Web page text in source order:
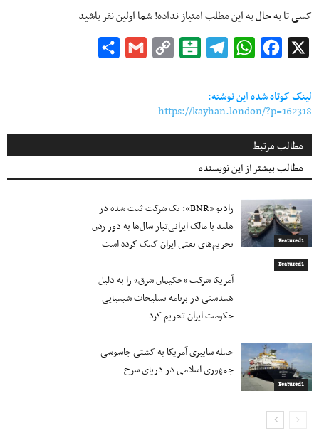
کسی تا به حال به این مطلب امتیاز نداده! شما اولین نفر باشید
Facebook
WhatsApp
Telegram
Balatarin
Copy
Gmail
لینک کوتاه شده این نوشته:
https://kayhan.london/?p=162318
مطالب مرتبط
مطالب بیشتر از این نویسنده
Featured1
رادیو «BNR»: یک شرکت ثبت شده در
هلند با مالک ایرانی‌تبار سال‌ها به دور زدن
تحریم‌های نفتی ایران کمک کرده است
Featured1
آمریکا شرکت «حکیمان شرق» را به دلیل
همدستی در برنامه تسلیحات شیمیایی
حکومت ایران تحریم کرد
Featured1
حمله سایبری آمریکا به کشتی جاسوسی
جمهوری اسلامی در دریای سرخ